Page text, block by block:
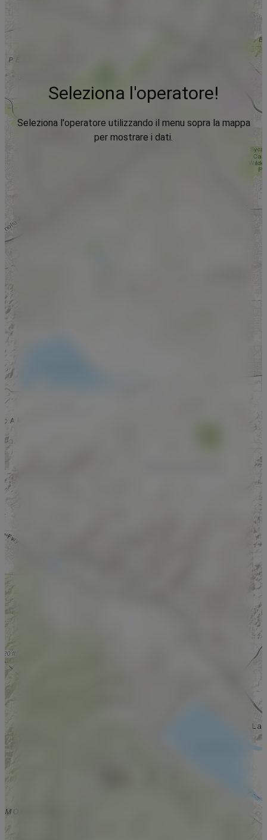
Seleziona l'operatore!
Seleziona l'operatore utilizzando il menu sopra la mappa
per mostrare i dati.